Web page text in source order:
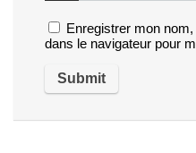
Enregistrer mon
dans le navigateur pour